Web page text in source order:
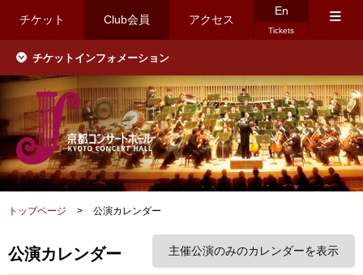
チケット Club会員 アクセス
En
Tickets
≡
チケットインフォメーション
トップページ > 公演カレンダー
公演カレンダー 主催公演のみのカレンダーを表示